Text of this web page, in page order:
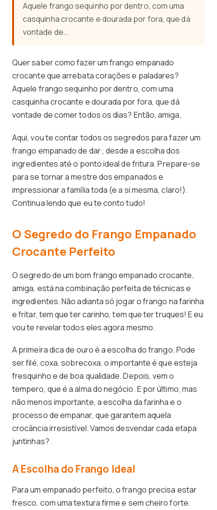
Aquele frango sequinho por dentro, com uma
casquinha crocante e dourada por fora, que dá
vontade de…
Quer saber como fazer um frango empanado
crocante que arrebata corações e paladares?
Aquele frango sequinho por dentro, com uma
casquinha crocante e dourada por fora, que dá
vontade de comer todos os dias? Então, amiga,
Aqui, vou te contar todos os segredos para fazer um
frango empanado de dar , desde a escolha dos
ingredientes até o ponto ideal de fritura. Prepare-se
para se tornar a mestre dos empanados e
impressionar a família toda (e a si mesma, claro!).
Continua lendo que eu te conto tudo!
O Segredo do Frango Empanado
Crocante Perfeito
O segredo de um bom frango empanado crocante,
amiga, está na combinação perfeita de técnicas e
ingredientes. Não adianta só jogar o frango na farinha
e fritar, tem que ter carinho, tem que ter truques! E eu
vou te revelar todos eles agora mesmo.
A primeira dica de ouro é a escolha do frango. Pode
ser filé, coxa, sobrecoxa, o importante é que esteja
fresquinho e de boa qualidade. Depois, vem o
tempero, que é a alma do negócio. E por último, mas
não menos importante, a escolha da farinha e o
processo de empanar, que garantem aquela
crocância irresistível. Vamos desvendar cada etapa
juntinhas?
A Escolha do Frango Ideal
Para um empanado perfeito, o frango precisa estar
fresco, com uma textura firme e sem cheiro forte.